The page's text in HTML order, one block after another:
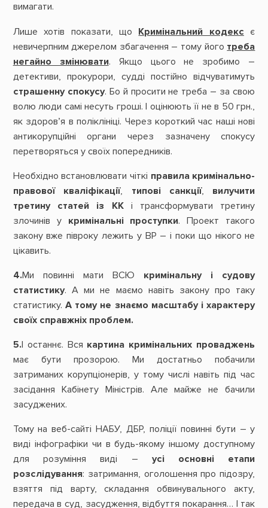
вимагати.
Лише хотів показати, що Кримінальний кодекс є
невичерпним джерелом збагачення – тому його треба
негайно змінювати. Якщо цього не зробимо –
детективи, прокурори, судді постійно відчуватимуть
страшенну спокусу. Бо й просити не треба – за свою
волю люди самі несуть гроші. І оцінюють її не в 50 грн.,
як здоров’я в поліклініці. Через короткий час наші нові
антикорупційні органи через зазначену спокусу
перетворяться у своїх попередників.
Необхідно встановлювати чіткі правила кримінально-
правової кваліфікації, типові санкції, вилучити
третину статей із ККі трансформувати третину
злочинів у кримінальні проступки. Проект такого
закону вже півроку лежить у ВР – і поки що нікого не
цікавить.
4.Ми повинні мати ВСЮ кримінальну і судову
статистику. А ми не маємо навіть закону про таку
статистику. А тому не знаємо масштабу і характеру
своїх справжніх проблем.
5.І останнє. Вся картина кримінальних проваджень
має бути прозорою. Ми достатньо побачили
затриманих корупціонерів, у тому числі навіть під час
засідання Кабінету Міністрів. Але майже не бачили
засуджених.
Тому на веб-сайті НАБУ, ДБР, поліції повинні бути – у
виді інфографіки чи в будь-якому іншому доступному
для розуміння виді – усі основні етапи
розслідування: затримання, оголошення про підозру,
взяття під варту, складання обвинувального акту,
передача в суд, засудження, відбуття покарання… І так